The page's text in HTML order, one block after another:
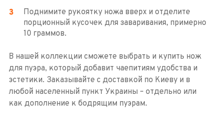
Поднимите рукоятку ножа вверх и отделите
порционный кусочек для заваривания, примерно
10 граммов.
В нашей коллекции сможете выбрать и купить нож
для пуэра, который добавит чаепитиям удобства и
эстетики. Заказывайте с доставкой по Киеву и в
любой населенный пункт Украины – отдельно или
как дополнение к бодрящим пуэрам.